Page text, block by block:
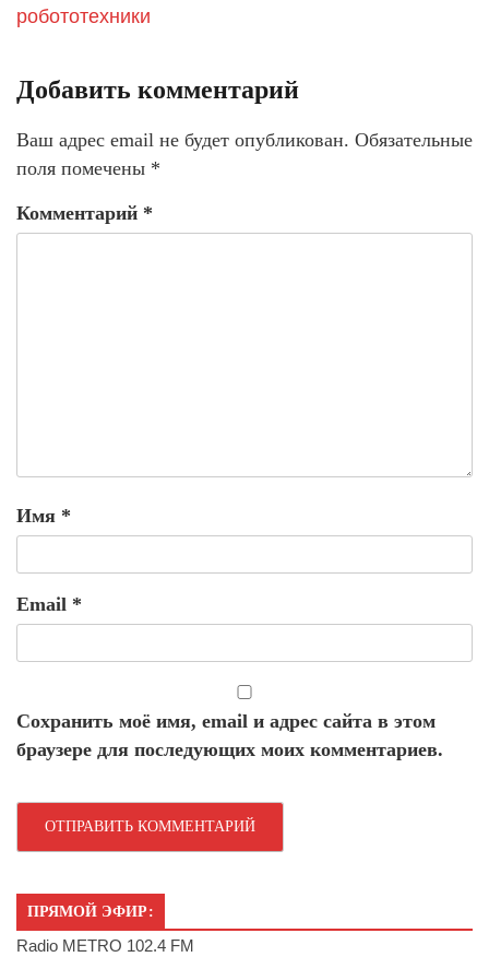
робототехники
Добавить комментарий
Ваш адрес email не будет опубликован. Обязательные
поля помечены *
Комментарий *
Имя *
Email *
Сохранить моё имя, email и адрес сайта в этом
браузере для последующих моих комментариев.
ПРЯМОЙ ЭФИР:
Radio METRO 102.4 FM